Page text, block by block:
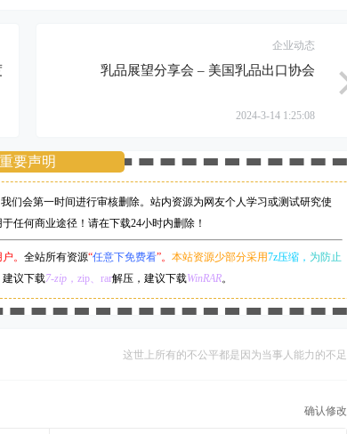
企业动态
乳品展望分享会 – 美国乳品出口协会
2024-3-14 1:25:08
重要声明
我们会第一时间进行审核删除。站内资源为网友个人学习或测试研究使
任何商业途径！请在下载24小时内删除！
。 全站所有资源“任意下免费看”。 本站资源少部分采用7z压缩， 为防止
建议下载7-zip ，zip、rar解压，建议下载WinRAR。
这世上所有的不公平都是因为当事人能力的不足
确认修改